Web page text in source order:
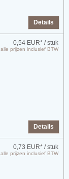
Details
0,54 EUR* / stuk
alle prijzen inclusief BTW
Details
0,73 EUR* / stuk
alle prijzen inclusief BTW